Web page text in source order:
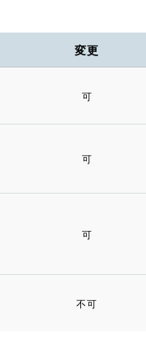
変更
可
可
可
不可